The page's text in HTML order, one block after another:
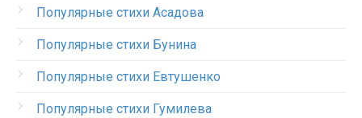
Популярные стихи Асадова
Популярные стихи Бунина
Популярные стихи Евтушенко
Популярные стихи Гумилева